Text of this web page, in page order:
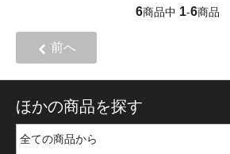
6商品中 1-6商品
前へ
ほかの商品を探す